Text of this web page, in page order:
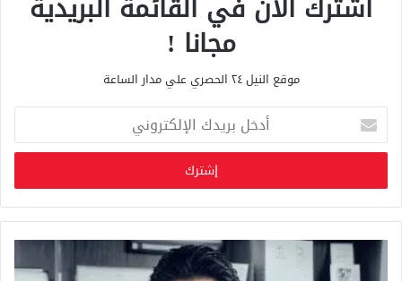
مجانا !
موقع النيل ٢٤ الحصري علي مدار الساعة
خ
ب
ر
ي
د
ك